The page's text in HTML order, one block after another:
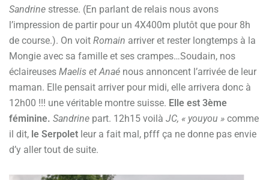
Sandrine stresse. (En parlant de relais nous avons
l’impression de partir pour un 4X400m plutôt que pour 8h
de course.). On voit Romain arriver et rester longtemps à la
Mongie avec sa famille et ses crampes…Soudain, nos
éclaireuses Maelis et Anaé nous annoncent l’arrivée de leur
maman. Elle pensait arriver pour midi, elle arrivera donc à
12h00 !!! une véritable montre suisse. Elle est 3ème
féminine. Sandrine part. 12h15 voilà JC, « youyou » comme
il dit, le Serpolet leur a fait mal, pfff ça ne donne pas envie
d’y aller tout de suite.